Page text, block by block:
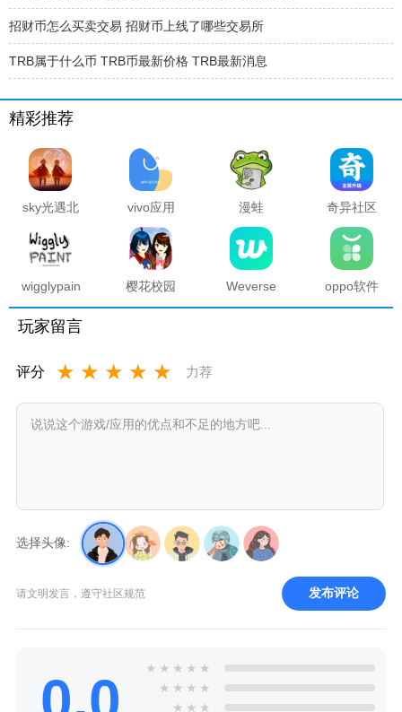
招财币怎么买卖交易 招财币上线了哪些交易所
TRB属于什么币 TRB币最新价格 TRB最新消息
精彩推荐
sky光遇北
解锁版
vivo应用
正版
漫蛙
官方正版
奇异社区
载安装
2025最新
版本
wigglypaint
软件
樱花校园
Weverse
oppo软件
玩家留言
评分 ★ ★ ★ ★ ★ 力荐
选择头像:
请文明发言，遵守社区规范 发布评论
★ ★ ★ ★ ★
★ ★ ★ ★
★ ★ ★